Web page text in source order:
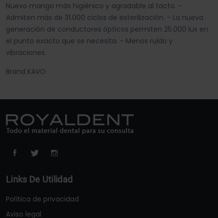
Nuevo mango más higiénico y agradable al tacto. -
Admiten más de 31.000 ciclos de esterilización. - La nueva
generación de conductores ópticos permiten 25.000 lux en
el punto exacto que se necesita. - Menos ruido y
vibraciones.
Brand KAVO
Links De Utilidad
Política de privacidad
Aviso legal